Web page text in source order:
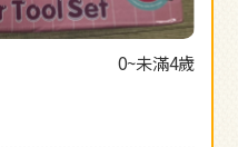
0~未滿4歲